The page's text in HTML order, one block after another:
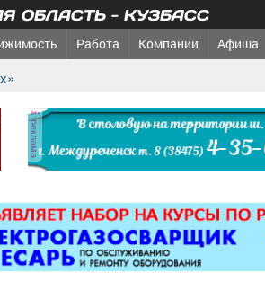
ОБЛАСТЬ - КУЗБАСС
Работа Компании Афиша
реклама